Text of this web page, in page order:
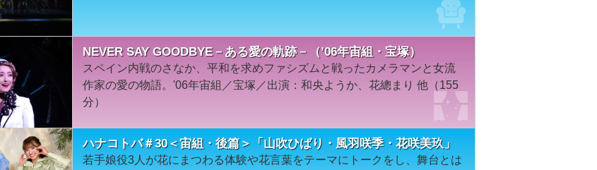
NEVER SAY GOODBYE－ある愛の軌跡－（’06年宙組・宝塚）
スペイン内戦のさなか、平和を求めファシズムと戦ったカメラマンと女流
作家の愛の物語。'06年宙組／宝塚／出演：和央ようか、花總まり 他（155
分）
ハナコトバ＃30＜宙組・後篇＞「山吹ひばり・風羽咲季・花咲美玖」
若手娘役3人が花にまつわる体験や花言葉をテーマにトークをし、舞台とは